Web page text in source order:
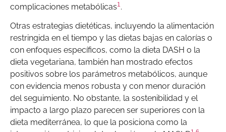
complicaciones metabólicas1.
Otras estrategias dietéticas, incluyendo la alimentación
restringida en el tiempo y las dietas bajas en calorías o
con enfoques específicos, como la dieta DASH o la
dieta vegetariana, también han mostrado efectos
positivos sobre los parámetros metabólicos, aunque
con evidencia menos robusta y con menor duración
del seguimiento. No obstante, la sostenibilidad y el
impacto a largo plazo parecen ser superiores con la
dieta mediterránea, lo que la posiciona como la